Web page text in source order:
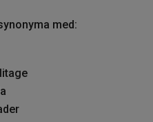
med: